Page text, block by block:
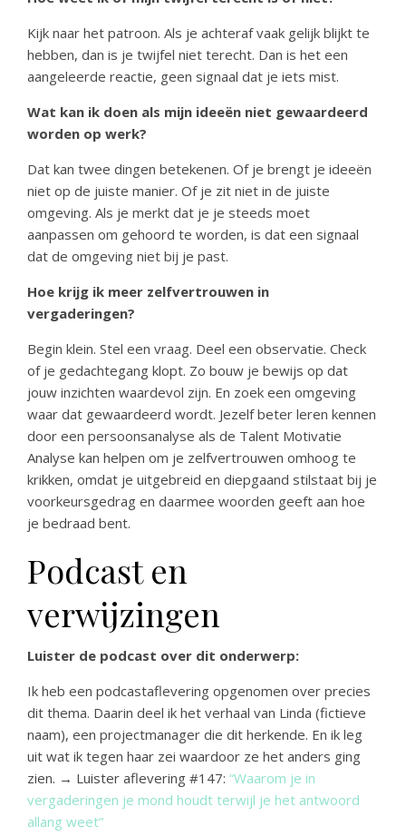
Kijk naar het patroon. Als je achteraf vaak gelijk blijkt te
hebben, dan is je twijfel niet terecht. Dan is het een
aangeleerde reactie, geen signaal dat je iets mist.
Wat kan ik doen als mijn ideeën niet gewaardeerd
worden op werk?
Dat kan twee dingen betekenen. Of je brengt je ideeën
niet op de juiste manier. Of je zit niet in de juiste
omgeving. Als je merkt dat je je steeds moet
aanpassen om gehoord te worden, is dat een signaal
dat de omgeving niet bij je past.
Hoe krijg ik meer zelfvertrouwen in
vergaderingen?
Begin klein. Stel een vraag. Deel een observatie. Check
of je gedachtegang klopt. Zo bouw je bewijs op dat
jouw inzichten waardevol zijn. En zoek een omgeving
waar dat gewaardeerd wordt. Jezelf beter leren kennen
door een persoonsanalyse als de Talent Motivatie
Analyse kan helpen om je zelfvertrouwen omhoog te
krikken, omdat je uitgebreid en diepgaand stilstaat bij je
voorkeursgedrag en daarmee woorden geeft aan hoe
je bedraad bent.
Podcast en
verwijzingen
Luister de podcast over dit onderwerp:
Ik heb een podcastaflevering opgenomen over precies
dit thema. Daarin deel ik het verhaal van Linda (fictieve
naam), een projectmanager die dit herkende. En ik leg
uit wat ik tegen haar zei waardoor ze het anders ging
zien. → Luister aflevering #147: “Waarom je in
vergaderingen je mond houdt terwijl je het antwoord
allang weet”